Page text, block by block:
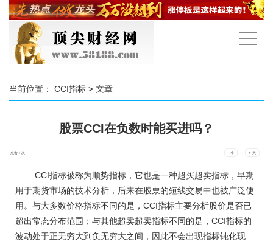
手
机
当前位置： CCI指标 > 文章
股票CCI在负数时能买进吗？
点击：次 - 小 + 大
CCI指标被称为顺势指标，它也是一种超买超卖指标，早期
用于期货市场的技术分析，后来在股票的短线交易中也被广泛使
用。与大多数价格指标不同的是，CCI指标主要分析股价是否已
超出常态分布范围；与其他超卖超卖指标不同的是，CCI指标的
波动处于正无穷大到负无穷大之间，因此不会出现指标钝化现